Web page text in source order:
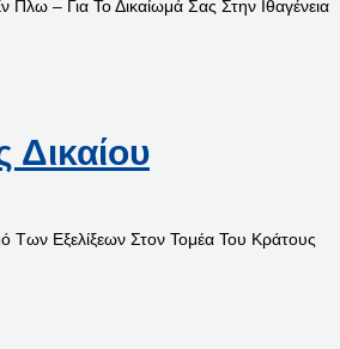
– Για Το Δικαίωμά Σας Στην Ιθαγένεια
Δικαίου
Των Εξελίξεων Στον Τομέα Του Κράτους